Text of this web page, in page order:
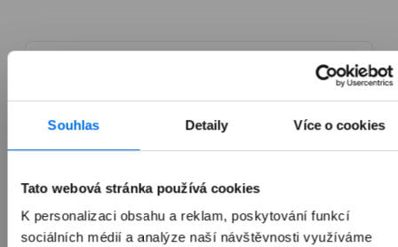
Souhlas Detaily Více o cookies
Tato webová stránka používá cookies
K personalizaci obsahu a reklam, poskytování funkcí
sociálních médií a analýze naší návštěvnosti využíváme